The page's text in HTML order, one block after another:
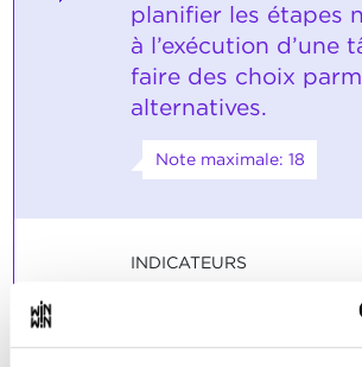
planifier les étapes
à l’exécution d’une
faire des choix
alternatives.
Note maximale: 18
INDICATEURS
L'apprenti recherche,
réunit les informations
contexte de la mission.